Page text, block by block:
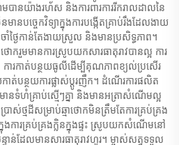
ាន​យ៉ាង​រហ័ស និង​ការពារ​ការ​រីករាលដាល​នៃ​
មាន​បច្ចេកវិទ្យាក្នុង​ការ​បង្កើត​គ្រាប់​រឹង​ដែល​ងាយ​
ាំ​ថ្ងៃ​កាន់តែ​ងាយស្រួល និង​មាន​ប្រសិទ្ធភាព។
ក​រួមមាន​ការ​ស្រូបយក​សារធាតុរាវ​បាន​ល្អ ការ​
ការ​កាត់បន្ថយ​ធូលី​ដើម្បី​គុណភាព​ខ្យល់​ប្រសើរ​
ត់បន្ថយ​ការ​ផ្លាស់​ប្តូរ​ញឹក​។ ដំណើរការផលិត​
ាន​ទំហំ​គ្រាប់​ស្មើៗគ្នា និង​មាន​អត្រាសំណើម​ល្អ​
ាស់​ថ្មដីសម្រាប់ឆ្មាថោក​មិន​ត្រឹម​តែ​ការ​គ្រប់គ្រង​
នុង​ការ​គ្រប់គ្រង​ក្លិន​ក្នុង​ផ្ទះ ស្រូបយក​សំណើម​នៅ​
ទាន់​ដែល​មាន​សារធាតុ​រាវ​ហូរ។ ម្ចាស់សត្វ​ទទួល